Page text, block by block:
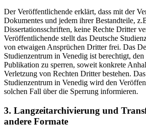
Der Veröffentlichende erklärt, dass mit der
Dokumentes und jedem ihrer Bestandteile,
Dissertationsschriften, keine Rechte Dritter
Veröffentlichende stellt das Deutsche
von etwaigen Ansprüchen Dritter frei. Das
Studienzentrum in Venedig ist berechtigt,
Publikation zu sperren, soweit konkrete
Verletzung von Rechten Dritter bestehen.
Studienzentrum in Venedig wird den
solchen Fall über die Sperrung informieren.
3. Langzeitarchivierung und
andere Formate